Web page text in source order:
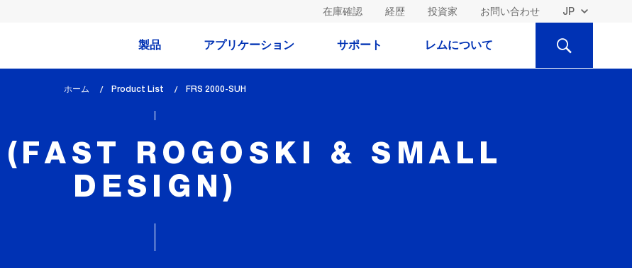
在庫確認 経歴 投資家 お問い合わせ
製品 アプリケーション サポート レムについて
検
ホーム Product List
lem_current_page
FRS 2000-SUH
ROGOSKI & SMALL
DESIGN)